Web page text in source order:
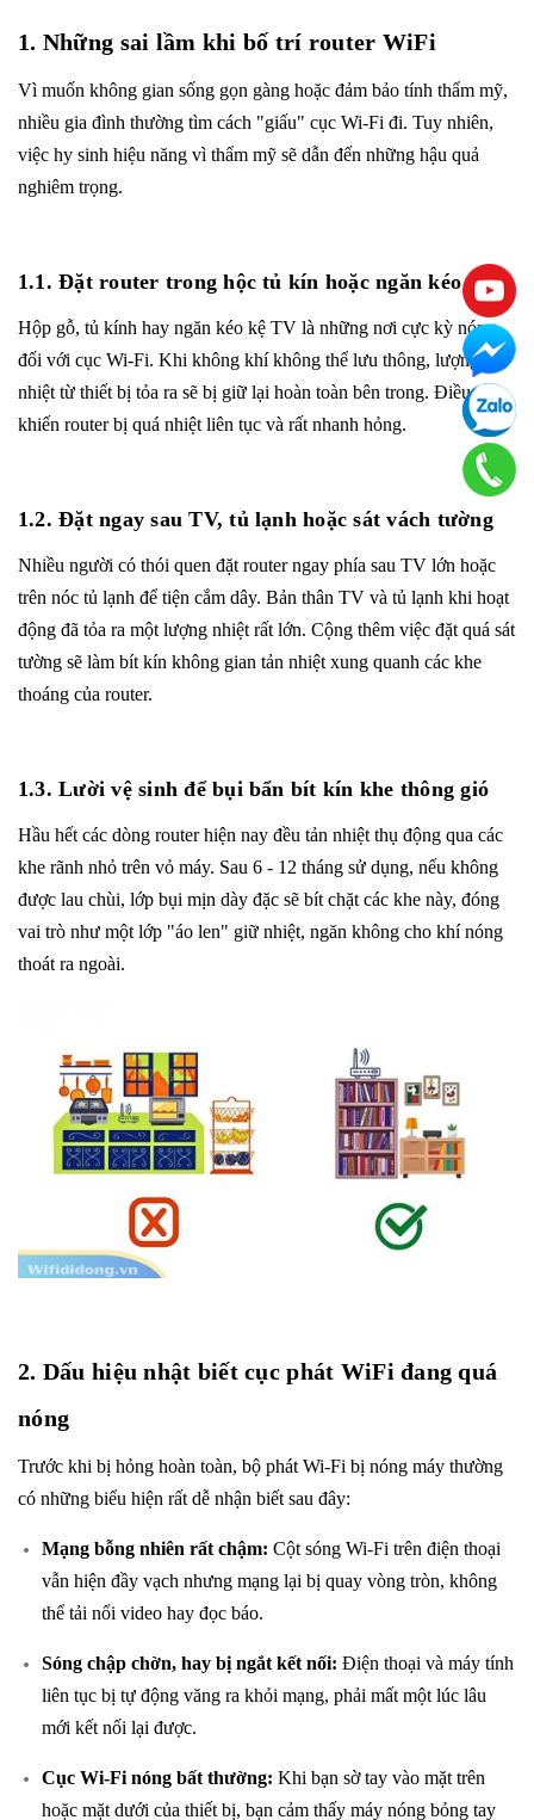
1. Những sai lầm khi bố trí router WiFi
Vì muốn không gian sống gọn gàng hoặc đảm bảo tính thẩm mỹ,
nhiều gia đình thường tìm cách "giấu" cục Wi-Fi đi. Tuy nhiên,
việc hy sinh hiệu năng vì thẩm mỹ sẽ dẫn đến những hậu quả
nghiêm trọng.
1.1. Đặt router trong hộc tủ kín hoặc ngăn kéo
Hộp gỗ, tủ kính hay ngăn kéo kệ TV là những nơi cực kỳ nóng
đối với cục Wi-Fi. Khi không khí không thể lưu thông, lượng
nhiệt từ thiết bị tỏa ra sẽ bị giữ lại hoàn toàn bên trong. Điều này
khiến router bị quá nhiệt liên tục và rất nhanh hỏng.
1.2. Đặt ngay sau TV, tủ lạnh hoặc sát vách tường
Nhiều người có thói quen đặt router ngay phía sau TV lớn hoặc
trên nóc tủ lạnh để tiện cắm dây. Bản thân TV và tủ lạnh khi hoạt
động đã tỏa ra một lượng nhiệt rất lớn. Cộng thêm việc đặt quá sát
tường sẽ làm bít kín không gian tản nhiệt xung quanh các khe
thoáng của router.
1.3. Lười vệ sinh để bụi bẩn bít kín khe thông gió
Hầu hết các dòng router hiện nay đều tản nhiệt thụ động qua các
khe rãnh nhỏ trên vỏ máy. Sau 6 - 12 tháng sử dụng, nếu không
được lau chùi, lớp bụi mịn dày đặc sẽ bít chặt các khe này, đóng
vai trò như một lớp "áo len" giữ nhiệt, ngăn không cho khí nóng
thoát ra ngoài.
2. Dấu hiệu nhật biết cục phát WiFi đang quá
nóng
Trước khi bị hỏng hoàn toàn, bộ phát Wi-Fi bị nóng máy thường
có những biểu hiện rất dễ nhận biết sau đây:
Mạng bỗng nhiên rất chậm: Cột sóng Wi-Fi trên điện thoại
vẫn hiện đầy vạch nhưng mạng lại bị quay vòng tròn, không
thể tải nổi video hay đọc báo.
Sóng chập chờn, hay bị ngắt kết nối: Điện thoại và máy tính
liên tục bị tự động văng ra khỏi mạng, phải mất một lúc lâu
mới kết nối lại được.
Cục Wi-Fi nóng bất thường: Khi bạn sờ tay vào mặt trên
hoặc mặt dưới của thiết bị, bạn cảm thấy máy nóng bỏng tay